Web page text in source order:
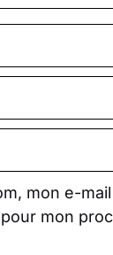
mon e-
mon